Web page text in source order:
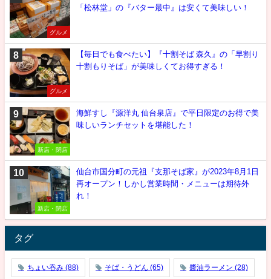
グルメ
「松林堂」の『バター最中』は安くて美味しい！
グルメ
【毎日でも食べたい】『十割そば 森久』の「早割り
十割もりそば」が美味しくてお得すぎる！
新店・閉店
海鮮すし『源洋丸 仙台泉店』で平日限定のお得で美
味しいランチセットを堪能した！
新店・閉店
仙台市国分町の元祖『支那そば家』が2023年8月1日
再オープン！しかし営業時間・メニューは期待外
れ！
タグ
ちょい吞み (88) そば・うどん (65) 醬油ラーメン (28)